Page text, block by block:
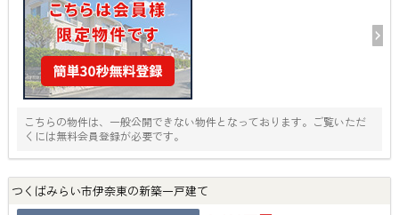
こちらの物件は、一般公開できない物件となっております。ご覧いただ
くには無料会員登録が必要です。
つくばみらい市伊奈東の新築一戸建て